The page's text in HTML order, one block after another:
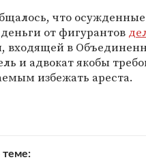
что
от фигурантов
входящей в
и адвокат якобы
избежать ареста.